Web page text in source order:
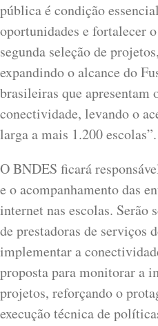
pública é condição
oportunidades e fortalecer
segunda seleção de
expandindo o alcance do
brasileiras que apresentam
conectividade, levando o
larga a mais 1.200 escolas”.
O BNDES ficará
e o acompanhamento das
internet nas escolas. Serão
de prestadoras de serviços
implementar a
proposta para monitorar a
projetos, reforçando o
execução técnica de